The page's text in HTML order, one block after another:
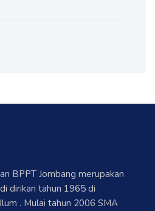
BPPT Jombang merupakan
dirikan tahun 1965 di
. Mulai tahun 2006 SMA